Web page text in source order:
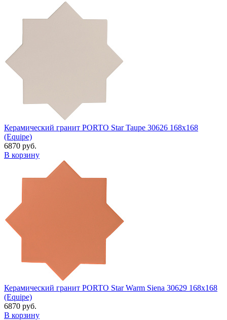
Керамический гранит PORTO Star Taupe 30626 168x168
(Equipe)
6870 руб.
В корзину
Керамический гранит PORTO Star Warm Siena 30629 168x168
(Equipe)
6870 руб.
В корзину